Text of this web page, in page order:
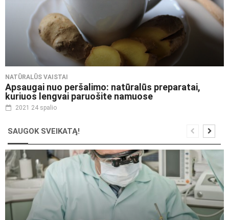
NATŪRALŪS VAISTAI
Apsaugai nuo peršalimo: natūralūs preparatai,
kuriuos lengvai paruošite namuose
2021 24 spalio
SAUGOK SVEIKATĄ!